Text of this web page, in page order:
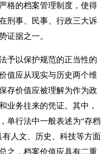
格的档案管理制度，使得
刑事、民事、行政三大诉
证据之一。
予以保护规范的正当性的
值应从现实与历史两个维
存价值应被理解为作为政
业务往来的凭证。其中，
单行法中一般表述为“存档
人文、历史、科技等方面
之，档案价值应具有二重